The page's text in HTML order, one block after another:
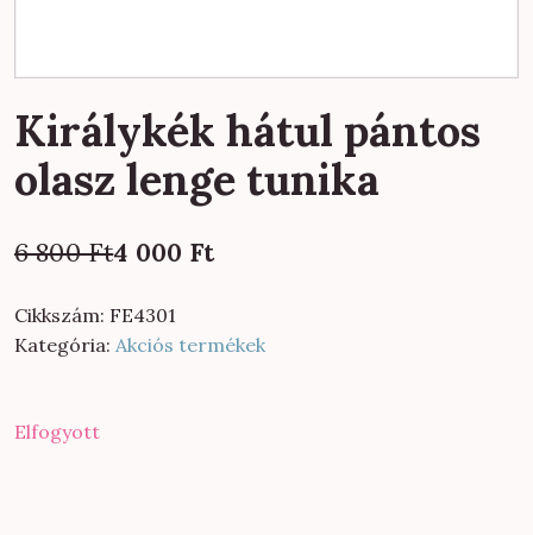
Királykék hátul pántos
olasz lenge tunika
6 800Ft
Original
was:
6
4 000 Ft
Current
is:
4
Cikkszám: FE4301
Kategória: Akciós termékek
Elfogyott